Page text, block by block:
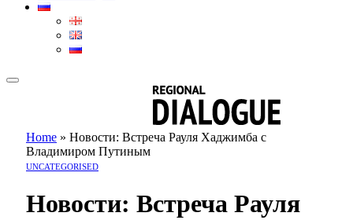
Home » Новости: Встреча Рауля Хаджимба с
Владимиром Путиным
UNCATEGORISED
Новости: Встреча Рауля